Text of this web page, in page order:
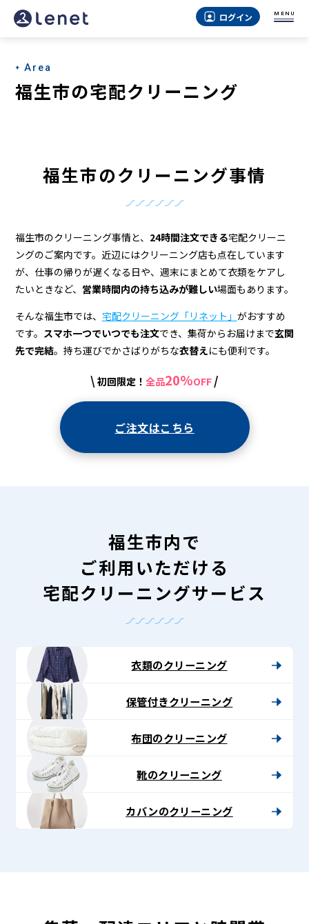
福
市
の
グ
店
＆
宅
配
ク
ログイン MENU
Area
福生市の宅配クリーニング
福生市のクリーニング事情
福生市のクリーニング事情と、 24時間注文できる宅配クリーニ
ングのご案内です。近辺にはクリーニング店も点在しています
が、仕事の帰りが遅くなる日や、週末にまとめて衣類をケアし
たいときなど、 営業時間内の持ち込みが難しい場面もあります。
そんな福生市では、 宅配クリーニング「リネット」 がおすすめ
です。 スマホ一つでいつでも注文でき、集荷からお届けまで玄関
先で完結。持ち運びでかさばりがちな衣替えにも便利です。
\ 初回限定！ 全品20%OFF /
ご注文はこちら
福生市内で
ご利用いただける
宅配クリーニングサービス
衣類のクリーニング
保管付きクリーニング
布団のクリーニング
靴のクリーニング
カバンのクリーニング